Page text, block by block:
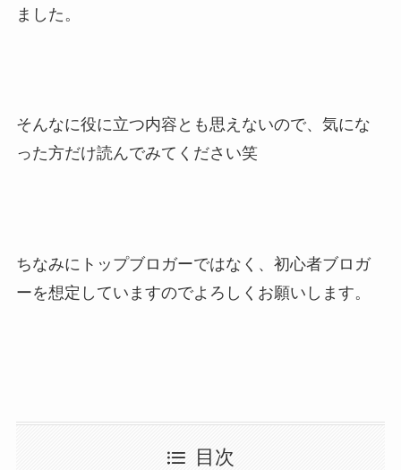
ました。
そんなに役に立つ内容とも思えないので、気にな
った方だけ読んでみてください笑
ちなみにトップブロガーではなく、初心者ブロガ
ーを想定していますのでよろしくお願いします。
目次